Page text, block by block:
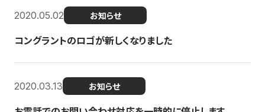
2020.05.02 お知らせ
コングラントのロゴが新しくなりました
2020.03.13 お知らせ